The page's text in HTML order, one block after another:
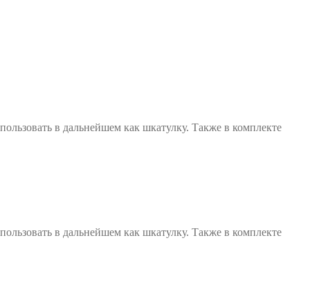
в дальнейшем как шкатулку. Также в комплекте
в дальнейшем как шкатулку. Также в комплекте